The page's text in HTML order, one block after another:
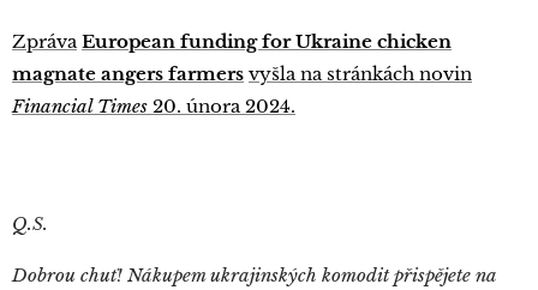
Zpráva European funding for Ukraine chicken
magnate angers farmers vyšla na stránkách novin
Financial Times 20. února 2024.
Q.S.
Dobrou chuť! Nákupem ukrajinských komodit přispějete na